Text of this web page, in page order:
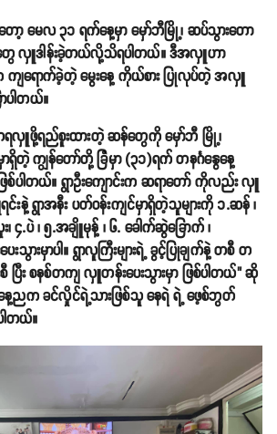
မေလ ၃၁ ရက်နေ့မှာ မှော်ဘီမြို့၊ ဆပ်သွားတော
ခာတွေ လှူဒါန်းခဲ့တယ်လို့သိရပါတယ်။ ဒီအလှူဟာ
ကျရောက်ခဲ့တဲ့ မွေးနေ့ ကိုယ်စား ပြုလုပ်တဲ့ အလှူ
ပါတယ်။
လှူဖို့ရည်စူးထားတဲ့ ဆန်တွေကို မှော်ဘီ မြို့၊
ာရှိတဲ့ ကျွန်တော်တို့ ခြံမှာ (၃၁)ရက် တနင်္ဂနွေနေ့
ဖြစ်ပါတယ်။ ရွာဦးကျောင်းက ဆရာတော် ကိုလည်း လှူ
းနဲ့ ရွာအနီး ပတ်ဝန်းကျင်မှာရှိတဲ့သူများကို ၁.ဆန် ၊
၄.ပဲ ၊ ၅.အချိူမုန့် ၊ ၆. ခေါက်ဆွဲခြောက် ၊
းသွားမှာပါ။ ရွာလူကြီးများရဲ့ ခွင့်ပြုချက်နဲ့ တစီ တ
ြီး စနစ်တကျ လှူတန်းပေးသွားမှာ ဖြစ်ပါတယ်" ဆို
ေ့ညက ခင်လှိုင်ရဲ့သားဖြစ်သူ နေရဲ ရဲ့ ဖေ့စ်ဘွတ်
ါတယ်။